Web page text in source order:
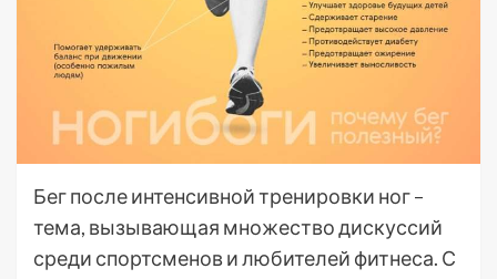
Бег после интенсивной тренировки ног –
тема, вызывающая множество дискуссий
среди спортсменов и любителей фитнеса. С